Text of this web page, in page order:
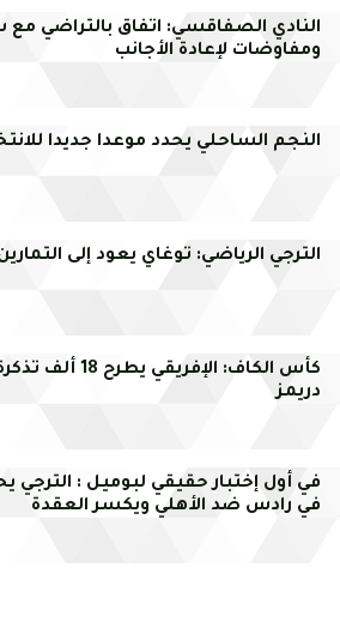
النادي الصفاقسي: اتفاق بالتراضي
ومفاوضات لإعادة الأجانب
النجم الساحلي يحدد موعدا جديدا
الترجي الرياضي: توغاي يعود إلى
كأس الكاف: الإفريقي
دريمز
في أول إختبار حقيقي لبوميل : الترجي
في رادس ضد الأهلي ويكسر العقدة